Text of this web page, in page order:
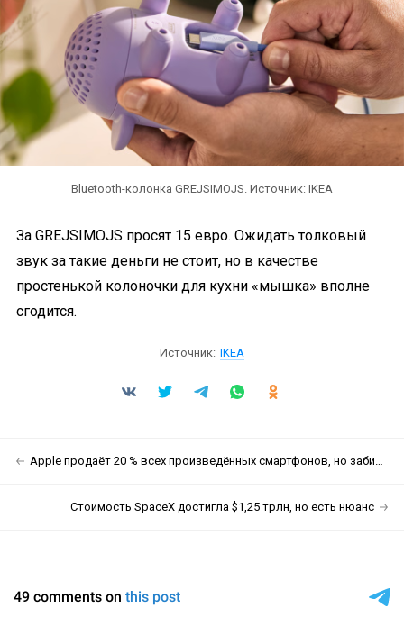
Bluetooth-колонка GREJSIMOJS. Источник: IKEA
За GREJSIMOJS просят 15 евро. Ожидать толковый
звук за такие деньги не стоит, но в качестве
простенькой колоночки для кухни «мышка» вполне
сгодится.
Источник: IKEA
Apple продаёт 20 % всех произведённых смартфонов, но забирает почти 60 % доходов всего рынка
Стоимость SpaceX достигла $1,25 трлн, но есть нюанс